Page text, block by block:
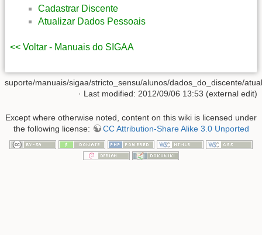
Cadastrar Discente
Atualizar Dados Pessoais
<< Voltar - Manuais do SIGAA
suporte/manuais/sigaa/stricto_sensu/alunos/dados_do_discente/
· Last modified: 2012/09/06 13:53 (external edit)
Except where otherwise noted, content on this wiki is licensed under
the following license:
CC Attribution-Share Alike 3.0 Unported